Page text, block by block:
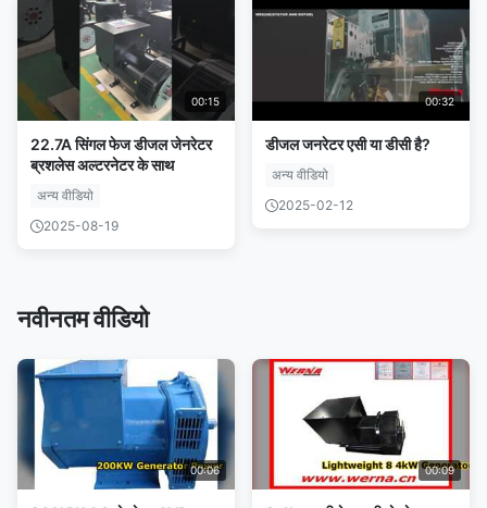
00:15
22.7A सिंगल फेज डीजल जेनरेटर
ब्रशलेस अल्टरनेटर के साथ
अन्य वीडियो
2025-08-19
00:32
डीजल जनरेटर एसी या डीसी है?
अन्य वीडियो
2025-02-12
नवीनतम वीडियो
00:06 00:09